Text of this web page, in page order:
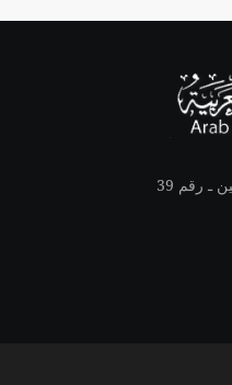
رقم 39